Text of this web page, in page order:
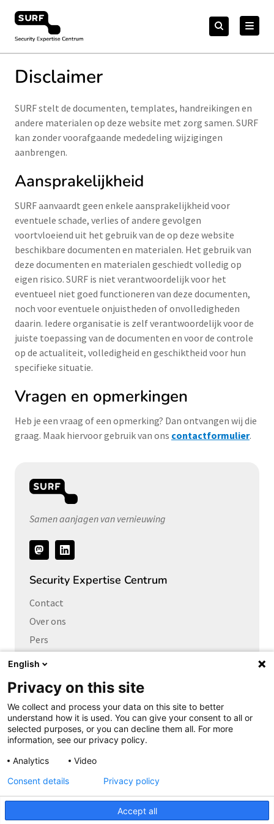
naar
content
Security Expertise Centrum – by SURF
Zoeken
naar:Zoeken
Disclaimer
SURF stelt de documenten, templates, handreikingen en
andere materialen op deze website met zorg samen. SURF
kan zonder voorafgaande mededeling wijzigingen
aanbrengen.
Aansprakelijkheid
SURF aanvaardt geen enkele aansprakelijkheid voor
eventuele schade, verlies of andere gevolgen
voortvloeiend uit het gebruik van de op deze website
beschikbare documenten en materialen. Het gebruik van
deze documenten en materialen geschiedt volledig op
eigen risico. SURF is niet verantwoordelijk voor het
eventueel niet goed functioneren van deze documenten,
noch voor eventuele onjuistheden of onvolledigheden
daarin. Iedere organisatie is zelf verantwoordelijk voor de
juiste toepassing van de documenten en voor de controle
op de actualiteit, volledigheid en geschiktheid voor hun
specifieke situatie.
Vragen en opmerkingen
Heb je een vraag of een opmerking? Dan ontvangen wij die
graag. Maak hiervoor gebruik van ons contactformulier.
Samen aanjagen van vernieuwing
Volg
ons
Security Expertise Centrum
Contact
Over ons
Pers
Vacatures
Links naar
Cybersecurity Community
Platform Integrale veiligheid
Privacy Expertise Centrum
SURF Vendor Compliance
Cookieverklaring
English
Privacy on this site
We collect and process your data on this site to better
understand how it is used. You can give your consent to all or
selected purposes, or you can decline them all. For more
information, see our privacy policy.
Analytics
Video
Accept all
Consent details Privacy policy